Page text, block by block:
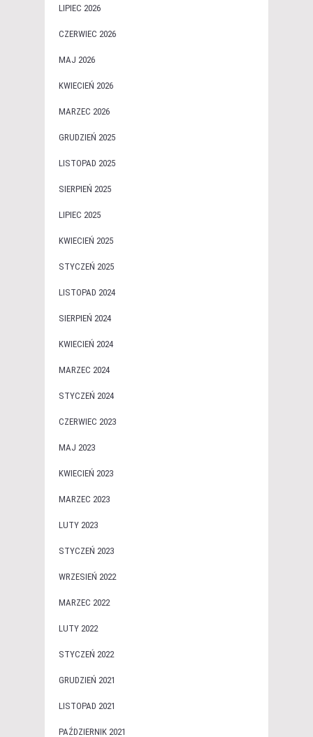
LIPIEC 2026
CZERWIEC 2026
MAJ 2026
KWIECIEŃ 2026
MARZEC 2026
GRUDZIEŃ 2025
LISTOPAD 2025
SIERPIEŃ 2025
LIPIEC 2025
KWIECIEŃ 2025
STYCZEŃ 2025
LISTOPAD 2024
SIERPIEŃ 2024
KWIECIEŃ 2024
MARZEC 2024
STYCZEŃ 2024
CZERWIEC 2023
MAJ 2023
KWIECIEŃ 2023
MARZEC 2023
LUTY 2023
STYCZEŃ 2023
WRZESIEŃ 2022
MARZEC 2022
LUTY 2022
STYCZEŃ 2022
GRUDZIEŃ 2021
LISTOPAD 2021
PAŹDZIERNIK 2021